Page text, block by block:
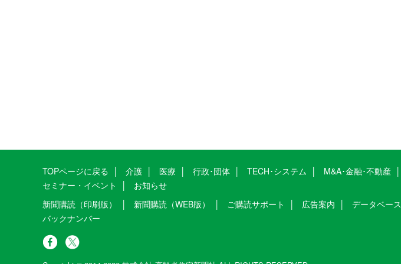
TOPページに戻る 介護 医療 行政･団体 TECH･システム M&A･金融･不動産
セミナー・イベント
お知らせ
新聞購読（印刷版）
新聞購読（WEB版） ご購読サポート 広告案内 データベース
バックナンバー